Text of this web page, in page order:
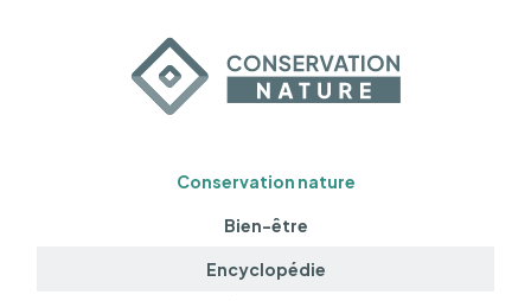
Conservation nature
Bien-être
Encyclopédie